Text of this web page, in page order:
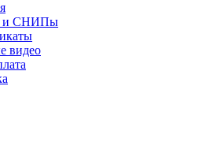
и СНИПы
видео